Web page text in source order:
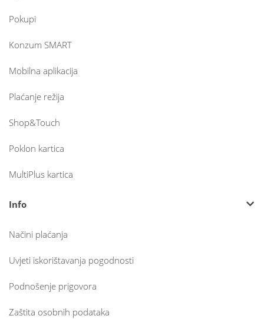
Pokupi
Konzum SMART
Mobilna aplikacija
Plaćanje režija
Shop&Touch
Poklon kartica
MultiPlus kartica
Info
Načini plaćanja
Uvjeti iskorištavanja pogodnosti
Podnošenje prigovora
Zaštita osobnih podataka